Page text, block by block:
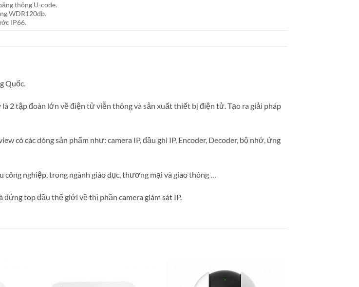
thông U-code.
WDR120db.
IP66.
Quốc.
2 tập đoàn lớn về điện tử viễn thông và sản xuất thiết bị điện tử. Tạo ra giải pháp
có các dòng sản phẩm như: camera IP, đầu ghi IP, Encoder, Decoder, bộ nhớ, ứng
công nghiệp, trong ngành giáo dục, thương mại và giao thông …
top đầu thế giới về thị phần camera giám sát IP.